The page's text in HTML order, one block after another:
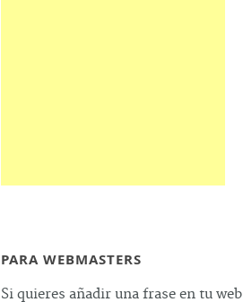
PARA WEBMASTERS
Si quieres añadir una frase en tu web